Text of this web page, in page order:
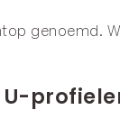
genoemd.